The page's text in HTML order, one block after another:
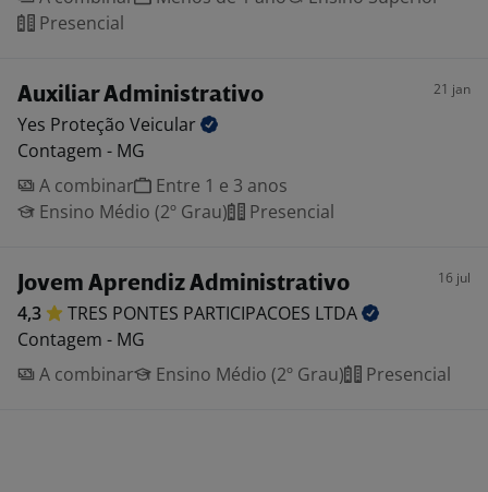
Presencial
Auxiliar Administrativo 21 jan
Yes Proteção Veicular
Contagem - MG
A combinar
Entre 1 e 3 anos
Ensino Médio (2º Grau)
Presencial
Jovem Aprendiz Administrativo 16 jul
4,3 TRES PONTES PARTICIPACOES LTDA
Contagem - MG
A combinar
Ensino Médio (2º Grau) Presencial